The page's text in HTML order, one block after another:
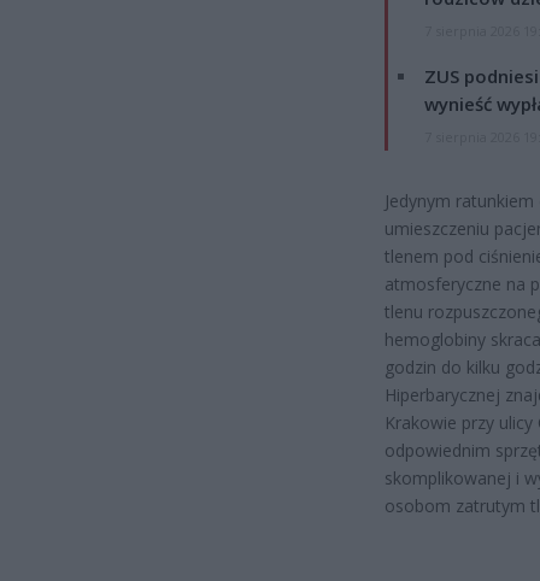
ZUS
wynieść
Jedynym
umieszczeniu
tlenem pod
atmosferyczne na
tlenu
hemoglobiny
godzin do kilku
Hiperbarycznej
Krakowie przy
odpowiednim
skomplikowanej i
osobom zatrutym